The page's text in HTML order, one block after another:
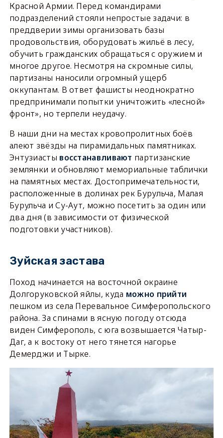
Красной Армии. Перед командирами
подразделений стояли непростые задачи: в
преддверии зимы организовать базы
продовольствия, оборудовать жильё в лесу,
обучить гражданских обращаться с оружием и
многое другое. Несмотря на скромные силы,
партизаны наносили огромный ущерб
оккупантам. В ответ фашисты неоднократно
предпринимали попытки уничтожить «лесной»
фронт», но терпели неудачу.
В наши дни на местах кровопролитных боёв
алеют звёзды на пирамидальных памятниках.
Энтузиасты восстанавливают партизанские
землянки и обновляют мемориальные таблички
на памятных местах. Достопримечательности,
расположенные в долинах рек Бурульча, Малая
Бурульча и Су-Аут, можно посетить за один или
два дня (в зависимости от физической
подготовки участников).
Зуйская застава
Поход начинается на восточной окраине
Долгоруковской яйлы, куда можно прийти
пешком из села Перевальное Симферопольского
района. За спинами в ясную погоду отсюда
виден Симферополь, с юга возвышается Чатыр-
Даг, а к востоку от него тянется нагорье
Демерджи и Тырке.